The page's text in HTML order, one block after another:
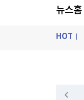
뉴스홈
HOT